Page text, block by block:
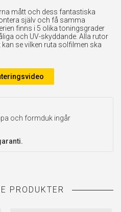
mått och dess fantastiska
själv och få samma
finns i 5 olika toningsgrader
och UV-skyddande. Alla rutor
se vilken ruta solfilmen ska
och formduk ingår